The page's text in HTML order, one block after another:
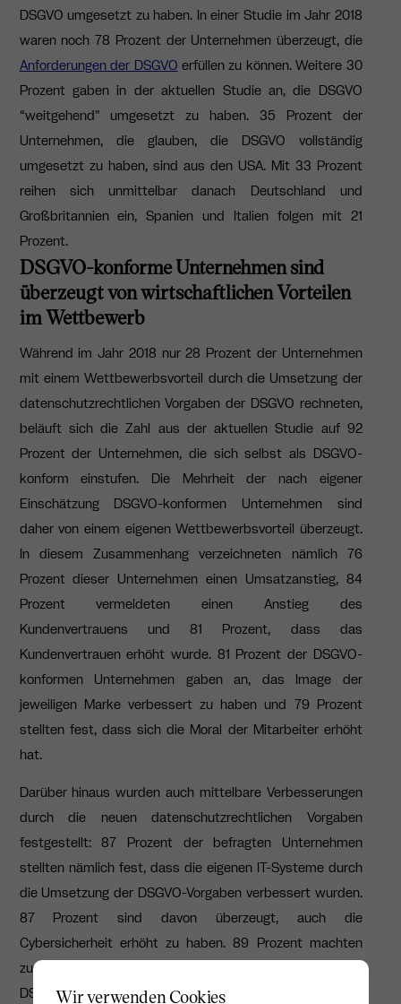
DSGVO umgesetzt zu haben. In einer Studie im Jahr 2018
waren noch 78 Prozent der Unternehmen überzeugt, die
Anforderungen der DSGVO erfüllen zu können. Weitere 30
Prozent gaben in der aktuellen Studie an, die DSGVO
“weitgehend” umgesetzt zu haben. 35 Prozent der
Unternehmen, die glauben, die DSGVO vollständig
umgesetzt zu haben, sind aus den USA. Mit 33 Prozent
reihen sich unmittelbar danach Deutschland und
Großbritannien ein, Spanien und Italien folgen mit 21
Prozent.
DSGVO-konforme Unternehmen sind
überzeugt von wirtschaftlichen Vorteilen
im Wettbewerb
Während im Jahr 2018 nur 28 Prozent der Unternehmen
mit einem Wettbewerbsvorteil durch die Umsetzung der
datenschutzrechtlichen Vorgaben der DSGVO rechneten,
beläuft sich die Zahl aus der aktuellen Studie auf 92
Prozent der Unternehmen, die sich selbst als DSGVO-
konform einstufen. Die Mehrheit der nach eigener
Einschätzung DSGVO-konformen Unternehmen sind
daher von einem eigenen Wettbewerbsvorteil überzeugt.
In diesem Zusammenhang verzeichneten nämlich 76
Prozent dieser Unternehmen einen Umsatzanstieg, 84
Prozent vermeldeten einen Anstieg des
Kundenvertrauens und 81 Prozent, dass das
Kundenvertrauen erhöht wurde. 81 Prozent der DSGVO-
konformen Unternehmen gaben an, das Image der
jeweiligen Marke verbessert zu haben und 79 Prozent
stellten fest, dass sich die Moral der Mitarbeiter erhöht
hat.
Darüber hinaus wurden auch mittelbare Verbesserungen
durch die neuen datenschutzrechtlichen Vorgaben
festgestellt: 87 Prozent der befragten Unternehmen
stellten nämlich fest, dass die eigenen IT-Systeme durch
die Umsetzung der DSGVO-Vorgaben verbessert wurden.
87 Prozent sind davon überzeugt, auch die
Cybersicherheit erhöht zu haben. 89 Prozent machten
zudem deutlich, Transformationsprozesse durch die
DSGVO optimiert zu haben.
Wir verwenden Cookies